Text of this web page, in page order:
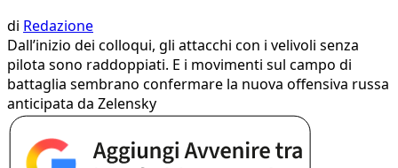
di Redazione
Dall’inizio dei colloqui, gli attacchi con i velivoli senza
pilota sono raddoppiati. E i movimenti sul campo di
battaglia sembrano confermare la nuova offensiva russa
anticipata da Zelensky